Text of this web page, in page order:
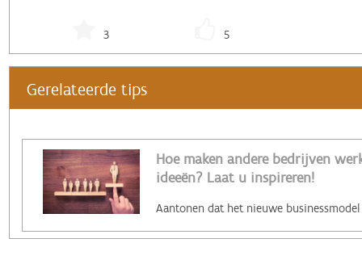
3 5
Gerelateerde tips
Hoe maken andere bedrijven
ideeën? Laat u inspireren!